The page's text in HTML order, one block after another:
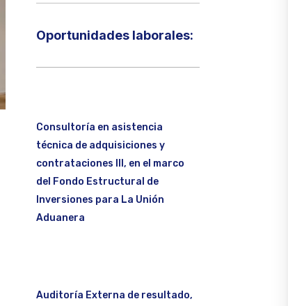
Oportunidades laborales:​
Consultoría en asistencia
técnica de adquisiciones y
contrataciones III, en el marco
del Fondo Estructural de
Inversiones para La Unión
Aduanera
Auditoría Externa de resultado,